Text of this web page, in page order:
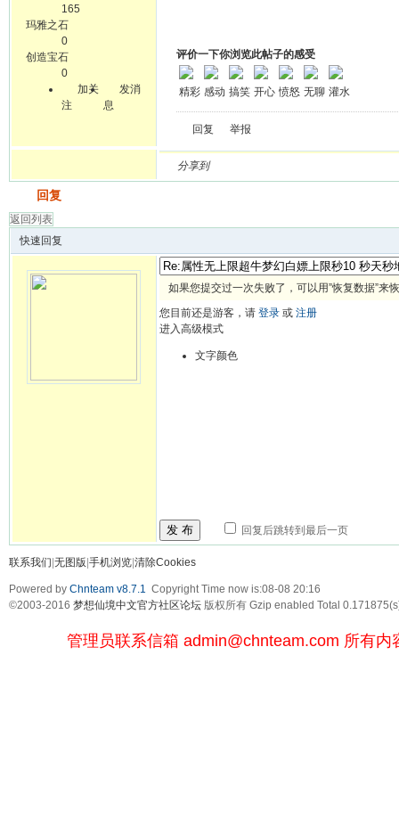
165
玛雅之石
0
创造宝石
0
加关
注
发消
息
评价一下你浏览此帖子的感受
精彩 感动 搞笑 开心 愤怒 无聊 灌水
回复 举报
分享到
回复
返回列表
快速回复
如果您提交过一次失败了，可以用”恢复数据”来
您目前还是游客，请 登录 或 注册
进入高级模式
文字颜色
发 布 回复后跳转到最后一页
联系我们 无图版 手机浏览 清除Cookies
Powered by Chnteam v8.7.1 Copyright Time now is:08-08 20:16
©2003-2016 梦想仙境中文官方社区论坛 版权所有 Gzip enabled Total
管理员联系信箱 admin@chnteam.com 所有内